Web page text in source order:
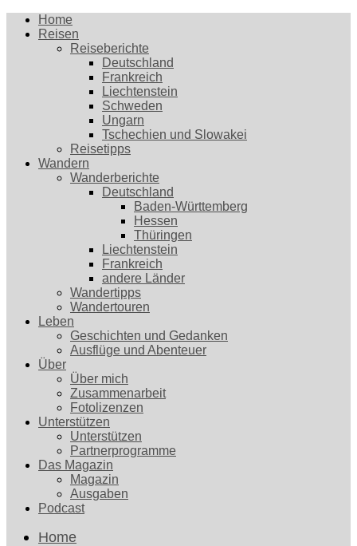
Home
Reisen
Reiseberichte
Deutschland
Frankreich
Liechtenstein
Schweden
Ungarn
Tschechien und Slowakei
Reisetipps
Wandern
Wanderberichte
Deutschland
Baden-Württemberg
Hessen
Thüringen
Liechtenstein
Frankreich
andere Länder
Wandertipps
Wandertouren
Leben
Geschichten und Gedanken
Ausflüge und Abenteuer
Über
Über mich
Zusammenarbeit
Fotolizenzen
Unterstützen
Unterstützen
Partnerprogramme
Das Magazin
Magazin
Ausgaben
Podcast
Home